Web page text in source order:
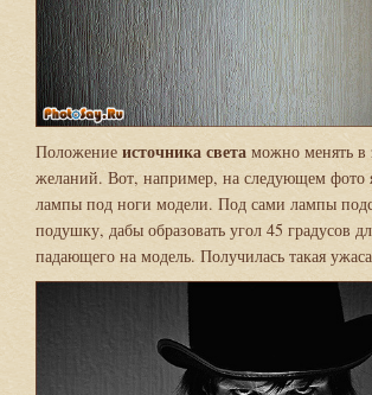
Положение источника света можно менять в
желаний. Вот, например, на следующем фото
лампы под ноги модели. Под сами лампы
подушку, дабы образовать угол 45 градусов
падающего на модель. Получилась такая